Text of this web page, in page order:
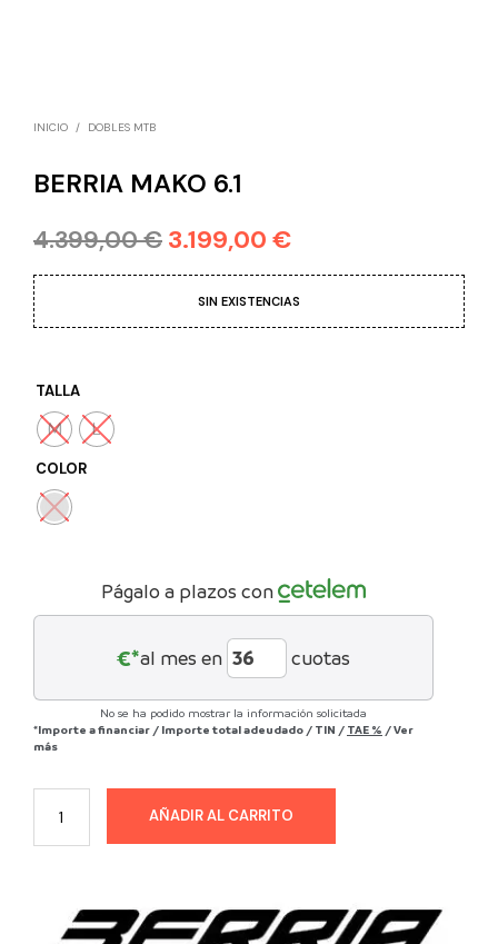
INICIO / DOBLES MTB
BERRIA MAKO 6.1
4.399,00€ 3.199,00 €
SIN EXISTENCIAS
TALLA
M L
COLOR
Págalo a plazos con
€*al mes en cuotas
No se ha podido mostrar la información solicitada
*Importe a financiar / Importe total adeudado / TIN / TAE % /Ver
más
AÑADIR AL CARRITO